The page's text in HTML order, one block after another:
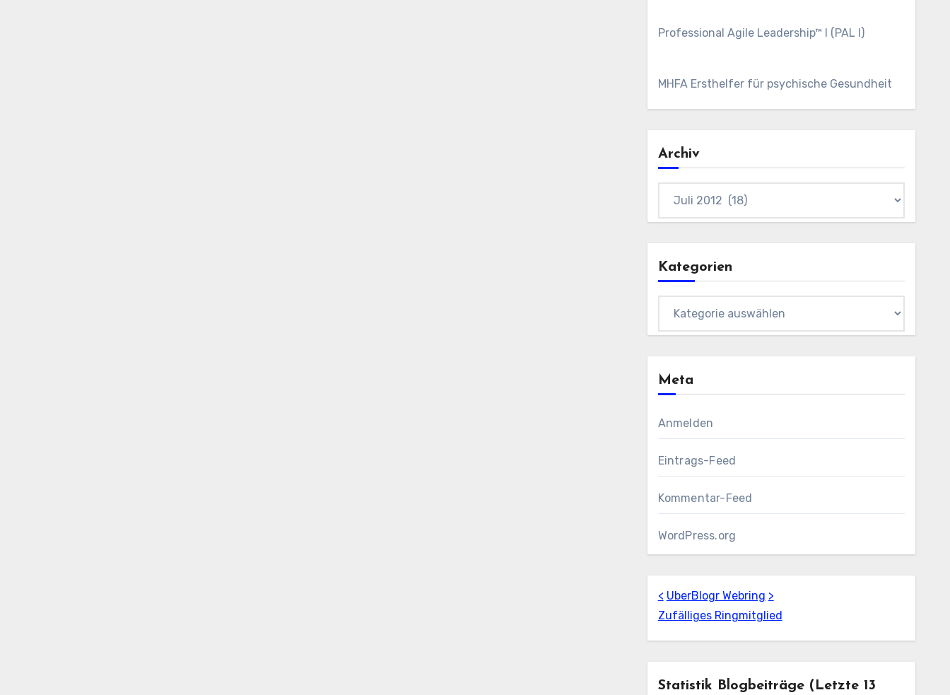
Professional Agile Leadership™ I (PAL I)
MHFA Ersthelfer für psychische Gesundheit
Archiv
Kategorien
Meta
Anmelden
Eintrags-Feed
Kommentar-Feed
WordPress.org
< UberBlogr Webring >
Zufälliges Ringmitglied
Statistik Blogbeiträge (letzte 13